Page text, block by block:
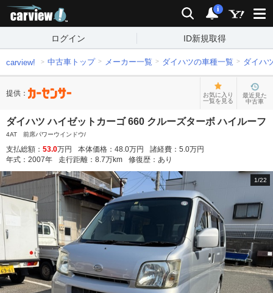
検索 通知
i
ログイン ID新規取得
carview! 中古車トップ メーカー一覧 ダイハツの車種一覧 ダイハ
提供：
お気に入り
一覧を見る
最近見た
中古車
ダイハツ ハイゼットカーゴ 660 クルーズターボ ハイルーフ
4AT 前席パワーウインドウ/
支払総額： 53.0万円 本体価格： 48.0万円 諸経費： 5.0万円
年式： 2007年 走行距離： 8.7万km 修復歴： あり
1/22